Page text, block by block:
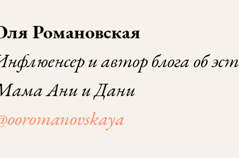
Романовская
и автор блога об
Ани и Дани